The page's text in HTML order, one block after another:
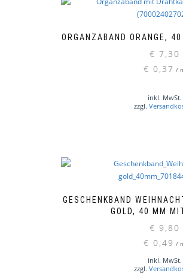
ORGANZABAND ORANGE,
€ 7,30
€ 0,37 /
inkl. MwSt.
zzgl.
GESCHENKBAND
GOLD, 40 MM
€ 9,80
€ 0,49 /
inkl. MwSt.
zzgl.